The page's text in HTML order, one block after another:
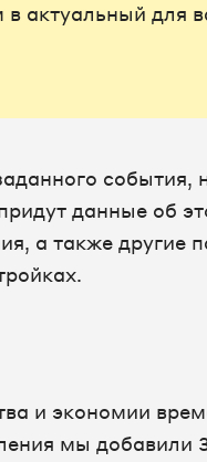
в актуальный для
события,
данные об
а также другие
и экономии
мы добавили